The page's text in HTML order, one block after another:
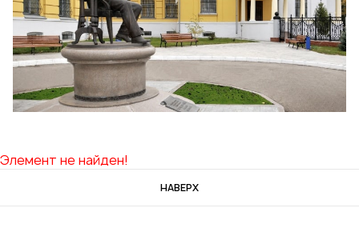
Элемент не найден!
НАВЕРХ